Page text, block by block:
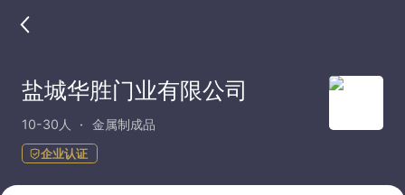
盐城华胜门业有限公司
10-30人 金属制成品
企业认证